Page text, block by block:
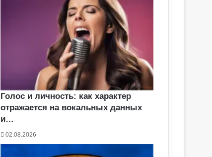
Голос и личность: как характер
отражается на вокальных данных
и…
02.08.2026